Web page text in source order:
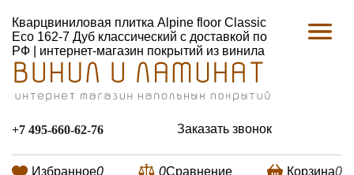
Кварцвиниловая плитка Alpine floor Classic
Есо 162-7 Дуб классический с доставкой по
РФ | интернет-магазин покрытий из винила
+7 495-660-62-76 Заказать звонок
Избранное0 0Сравнение Корзина0